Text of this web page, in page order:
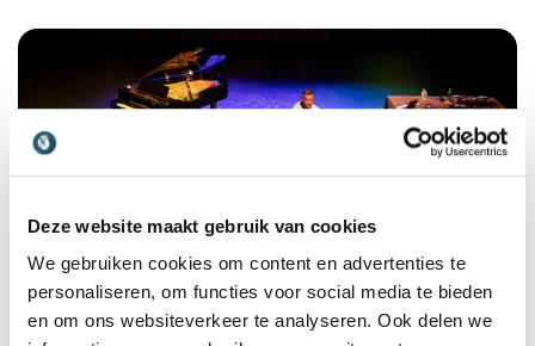
Deze website maakt gebruik van cookies
We gebruiken cookies om content en advertenties te
personaliseren, om functies voor social media te bieden
en om ons websiteverkeer te analyseren. Ook delen we
Een nieuwe vorm van